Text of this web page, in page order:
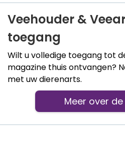
Veehouder &
toegang
Wilt u volledige toegang tot
magazine thuis ontvangen?
met uw dierenarts.
Meer over